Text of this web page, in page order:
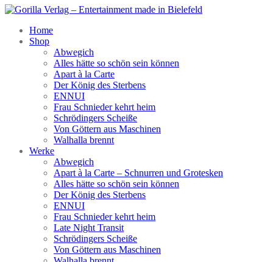
Home
Shop
Abwegich
Alles hätte so schön sein können
Apart à la Carte
Der König des Sterbens
ENNUI
Frau Schnieder kehrt heim
Schrödingers Scheiße
Von Göttern aus Maschinen
Walhalla brennt
Werke
Abwegich
Apart à la Carte – Schnurren und Grotesken
Alles hätte so schön sein können
Der König des Sterbens
ENNUI
Frau Schnieder kehrt heim
Late Night Transit
Schrödingers Scheiße
Von Göttern aus Maschinen